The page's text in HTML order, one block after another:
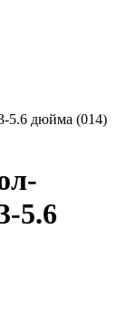
5.6 дюйма (014)
5.6